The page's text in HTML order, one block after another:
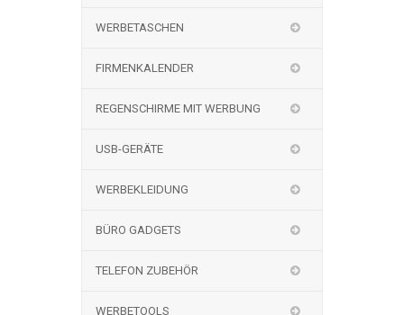
WERBETASCHEN
FIRMENKALENDER
REGENSCHIRME MIT WERBUNG
USB-GERÄTE
WERBEKLEIDUNG
BÜRO GADGETS
TELEFON ZUBEHÖR
WERBETOOLS